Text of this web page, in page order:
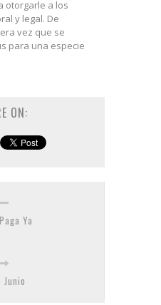
otorgarle a los
y legal. De
vez que se
para una especie
ON:
Ya
Junio